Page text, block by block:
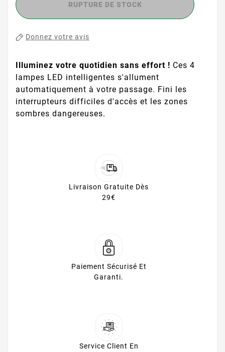
RUPTURE DE STOCK
Donnez votre avis
Illuminez votre quotidien sans effort ! Ces 4
lampes LED intelligentes s'allument
automatiquement à votre passage. Fini les
interrupteurs difficiles d'accès et les zones
sombres dangereuses.
Livraison Gratuite Dès
29€
Paiement Sécurisé Et
Garanti.
Service Client En